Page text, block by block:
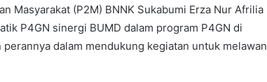
Masyarakat (P2M) BNNK Sukabumi Erza Nur Afrilia
P4GN sinergi BUMD dalam program P4GN di
dalam mendukung kegiatan untuk melawan